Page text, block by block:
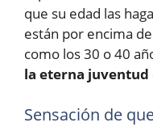
que su edad las
están por encima
como los 30 o 40
la eterna juventud
Sensación de